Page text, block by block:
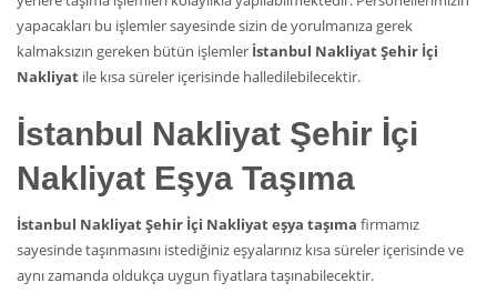
yapacakları bu işlemler sayesinde sizin de yorulmanıza gerek
kalmaksızın gereken bütün işlemler İstanbul Nakliyat Şehir İçi
Nakliyat ile kısa süreler içerisinde halledilebilecektir.
İstanbul Nakliyat Şehir İçi
Nakliyat Eşya Taşıma
İstanbul Nakliyat Şehir İçi Nakliyat eşya taşıma firmamız
sayesinde taşınmasını istediğiniz eşyalarınız kısa süreler içerisinde ve
aynı zamanda oldukça uygun fiyatlara taşınabilecektir.